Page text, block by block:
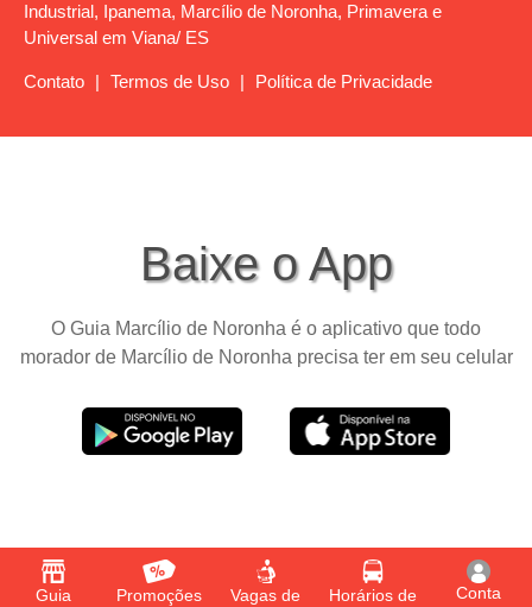
Guia Promoções Vagas de Horários de Conta
Industrial, Ipanema, Marcílio de Noronha, Primavera e
Universal em Viana/ ES
Contato | Termos de Uso | Política de Privacidade
Baixe o App
O Guia Marcílio de Noronha é o aplicativo que todo
morador de Marcílio de Noronha precisa ter em seu celular